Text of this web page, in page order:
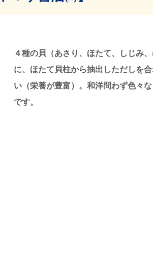
４種の貝（あさり、ほたて、しじみ
に、ほたて貝柱から抽出しただしを
い（栄養が豊富）。和洋問わず色々
です。